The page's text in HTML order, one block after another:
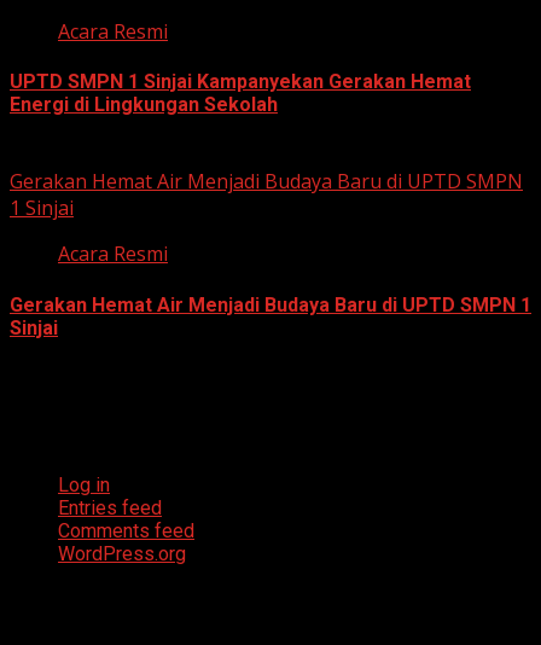
Acara Resmi
UPTD SMPN 1 Sinjai Kampanyekan Gerakan Hemat
Energi di Lingkungan Sekolah
Gerakan Hemat Air Menjadi Budaya Baru di UPTD SMPN
1 Sinjai
Acara Resmi
Gerakan Hemat Air Menjadi Budaya Baru di UPTD SMPN 1
Sinjai
Log in
Entries feed
Comments feed
WordPress.org